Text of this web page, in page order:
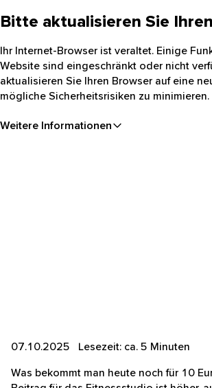
Bitte aktualisieren Sie
Ihr Internet-Browser ist veraltet. Einige
Website sind eingeschränkt oder nicht
aktualisieren Sie Ihren Browser auf eine
mögliche Sicherheitsrisiken zu minimieren.
Weitere Informationen
07.10.2025 Lesezeit: ca. 5 Minuten
Was bekommt man heute noch für 10